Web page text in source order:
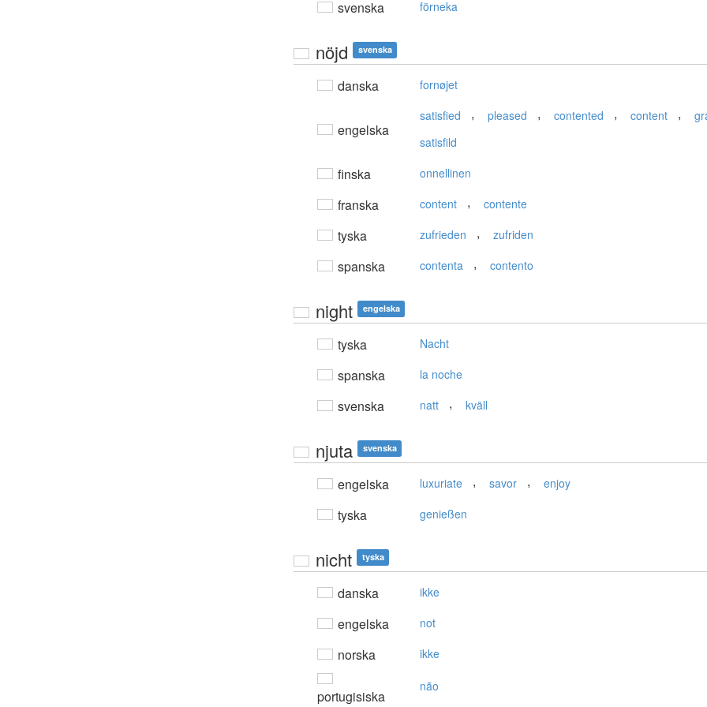
svenska förneka
nöjd svenska
danska fornøjet
engelska
satisfied , pleased , contented , content ,
satisfild
finska onnellinen
franska content , contente
tyska zufrieden , zufriden
spanska contenta , contento
night engelska
tyska Nacht
spanska la noche
svenska natt , kväll
njuta svenska
engelska luxuriate , savor , enjoy
tyska genießen
nicht tyska
danska ikke
engelska not
norska ikke
portugisiska
não